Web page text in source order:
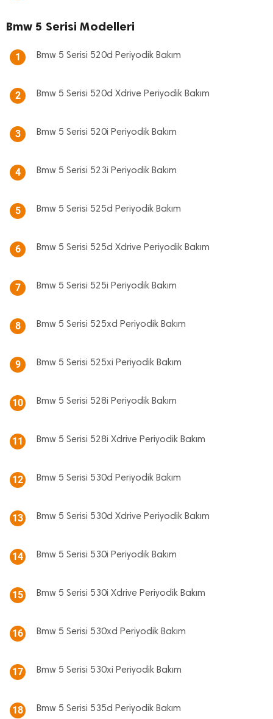
Bmw 5 Serisi Modelleri
1 Bmw 5 Serisi 520d Periyodik Bakım
2 Bmw 5 Serisi 520d Xdrive Periyodik Bakım
3 Bmw 5 Serisi 520i Periyodik Bakım
4 Bmw 5 Serisi 523i Periyodik Bakım
5 Bmw 5 Serisi 525d Periyodik Bakım
6 Bmw 5 Serisi 525d Xdrive Periyodik Bakım
7 Bmw 5 Serisi 525i Periyodik Bakım
8 Bmw 5 Serisi 525xd Periyodik Bakım
9 Bmw 5 Serisi 525xi Periyodik Bakım
10 Bmw 5 Serisi 528i Periyodik Bakım
11 Bmw 5 Serisi 528i Xdrive Periyodik Bakım
12 Bmw 5 Serisi 530d Periyodik Bakım
13 Bmw 5 Serisi 530d Xdrive Periyodik Bakım
14 Bmw 5 Serisi 530i Periyodik Bakım
15 Bmw 5 Serisi 530i Xdrive Periyodik Bakım
16 Bmw 5 Serisi 530xd Periyodik Bakım
17 Bmw 5 Serisi 530xi Periyodik Bakım
18 Bmw 5 Serisi 535d Periyodik Bakım